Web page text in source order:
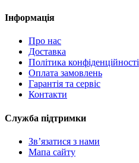
Інформація
Про нас
Доставка
Політика конфіденційності
Оплата замовлень
Гарантія та сервіс
Контакти
Служба підтримки
Зв’язатися з нами
Мапа сайту